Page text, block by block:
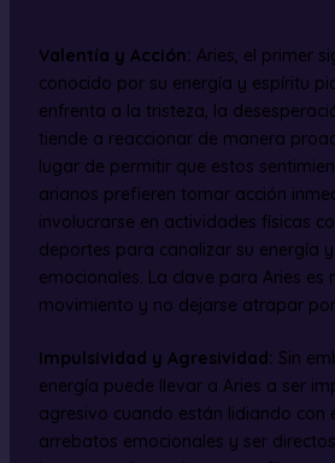
Valentía y Acción: Aries, el primer
conocido por su energía y espíritu
enfrenta a la tristeza, la
tiende a reaccionar de manera
lugar de permitir que estos
arianos prefieren tomar acción
involucrarse en actividades físicas
deportes para canalizar su energía
emocionales. La clave para Aries es
movimiento y no dejarse atrapar por
Impulsividad y Agresividad: Sin
energía puede llevar a Aries a ser
agresivo cuando están lidiando con
arrebatos emocionales y ser